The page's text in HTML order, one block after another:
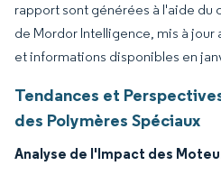
rapport sont générées à l'aide
de Mordor Intelligence, mis à
et informations disponibles en
Tendances et
des Polymères Spéciaux
Analyse de l'Impact des